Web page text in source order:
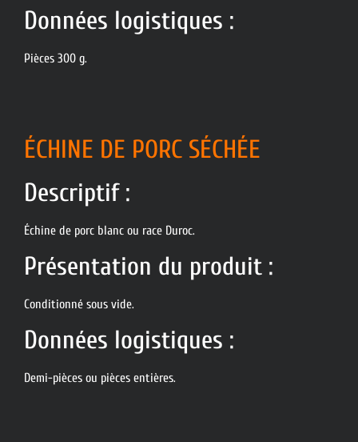
Données logistiques :
Pièces 300 g.
ÉCHINE DE PORC SÉCHÉE
Descriptif :
Échine de porc blanc ou race Duroc.
Présentation du produit :
Conditionné sous vide.
Données logistiques :
Demi-pièces ou pièces entières.